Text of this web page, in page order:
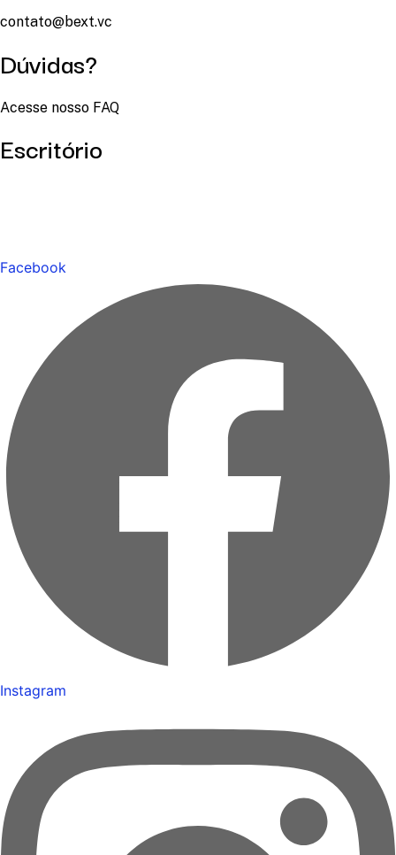
contato@bext.vc
Dúvidas?
Acesse nosso FAQ
Escritório
Facebook
Instagram